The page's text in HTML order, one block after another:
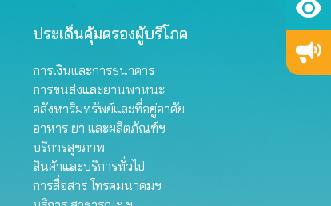
ประเด็นคุ้มครองผู้บริโภค
การเงินและการธนาคาร
การขนส่งและยานพาหนะ
อสังหาริมทรัพย์และที่อยู่อาศัย
อาหาร ยา และผลิตภัณฑ์ฯ
บริการสุขภาพ
สินค้าและบริการทั่วไป
การสื่อสาร โทรคมนาคมฯ